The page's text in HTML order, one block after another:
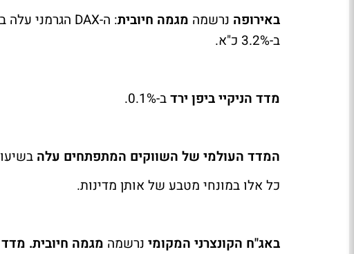
באירופה נרשמה מגמה חיובית: ה-DAX הגרמני עלה ב-3.3%,
ב-3.2% כ"א.
מדד הניקיי ביפן ירדב-0.1%.
המדד העולמי של השווקים המתפתחים עלה בשיעור
כל אלו במונחי מטבע של אותן מדינות.
באג"ח הקונצרני המקומי נרשמה מגמה חיובית. מדד התל